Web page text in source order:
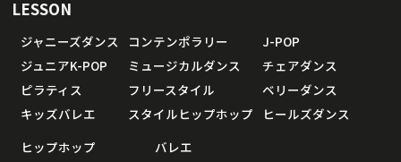
LESSON
ジャニーズダンス
ジュニアK-POP
ピラティス
キッズバレエ
コンテンポラリー
ミュージカルダンス
フリースタイル
スタイルヒップホップ
J-POP
チェアダンス
ベリーダンス
ヒールズダンス
ヒップホップ
バレエ